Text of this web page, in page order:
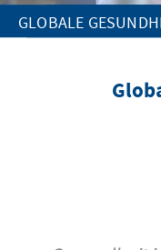
GLOBALE